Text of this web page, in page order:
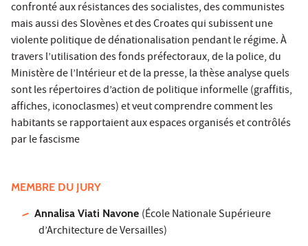
confronté aux résistances des socialistes, des communistes
mais aussi des Slovènes et des Croates qui subissent une
violente politique de dénationalisation pendant le régime. À
travers l’utilisation des fonds préfectoraux, de la police, du
Ministère de l’Intérieur et de la presse, la thèse analyse quels
sont les répertoires d’action de politique informelle (graffitis,
affiches, iconoclasmes) et veut comprendre comment les
habitants se rapportaient aux espaces organisés et contrôlés
par le fascisme
MEMBRE DU JURY
Annalisa Viati Navone (École Nationale Supérieure
d’Architecture de Versailles)